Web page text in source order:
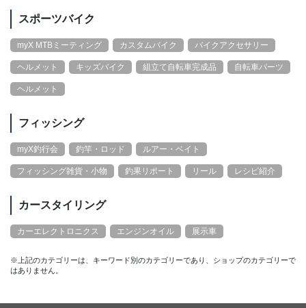
スポーツバイク
myX MTBミーティング カスタムバイク バイクアクセサリー
ヘルメット キッズバイク 組立て自転車完成品 自転車パーツ
ヘルメット
フィッシング
myX釣行会 釣竿・ロッド ルアー・ベイト
フィッシング雑貨・小物 釣果リポート リール レシピ紹介
カースタイリング
カーエレクトロニクス エンジンオイル 展示車
※上記のカテゴリーは、キーワード別のカテゴリーであり、ショップのカテゴリーで
はありません。